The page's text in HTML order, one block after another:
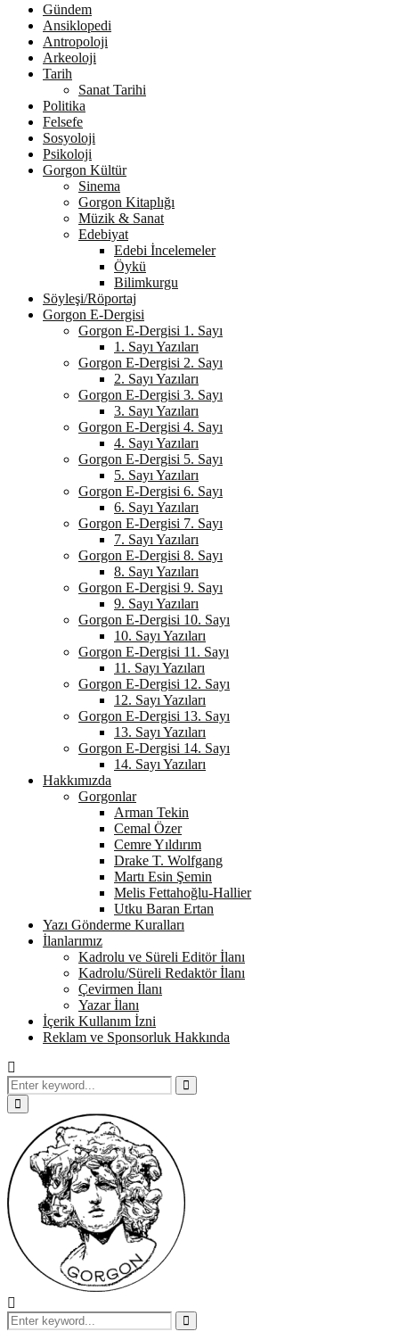
Gündem
Ansiklopedi
Antropoloji
Arkeoloji
Tarih
Sanat Tarihi
Politika
Felsefe
Sosyoloji
Psikoloji
Gorgon Kültür
Sinema
Gorgon Kitaplığı
Müzik & Sanat
Edebiyat
Edebi İncelemeler
Öykü
Bilimkurgu
Söyleşi/Röportaj
Gorgon E-Dergisi
Gorgon E-Dergisi 1. Sayı
1. Sayı Yazıları
Gorgon E-Dergisi 2. Sayı
2. Sayı Yazıları
Gorgon E-Dergisi 3. Sayı
3. Sayı Yazıları
Gorgon E-Dergisi 4. Sayı
4. Sayı Yazıları
Gorgon E-Dergisi 5. Sayı
5. Sayı Yazıları
Gorgon E-Dergisi 6. Sayı
6. Sayı Yazıları
Gorgon E-Dergisi 7. Sayı
7. Sayı Yazıları
Gorgon E-Dergisi 8. Sayı
8. Sayı Yazıları
Gorgon E-Dergisi 9. Sayı
9. Sayı Yazıları
Gorgon E-Dergisi 10. Sayı
10. Sayı Yazıları
Gorgon E-Dergisi 11. Sayı
11. Sayı Yazıları
Gorgon E-Dergisi 12. Sayı
12. Sayı Yazıları
Gorgon E-Dergisi 13. Sayı
13. Sayı Yazıları
Gorgon E-Dergisi 14. Sayı
14. Sayı Yazıları
Hakkımızda
Gorgonlar
Arman Tekin
Cemal Özer
Cemre Yıldırım
Drake T. Wolfgang
Martı Esin Şemin
Melis Fettahoğlu-Hallier
Utku Baran Ertan
Yazı Gönderme Kuralları
İlanlarımız
Kadrolu ve Süreli Editör İlanı
Kadrolu/Süreli Redaktör İlanı
Çevirmen İlanı
Yazar İlanı
İçerik Kullanım İzni
Reklam ve Sponsorluk Hakkında
Search
for:
Search
Primary
Menu
Search
for:
Search